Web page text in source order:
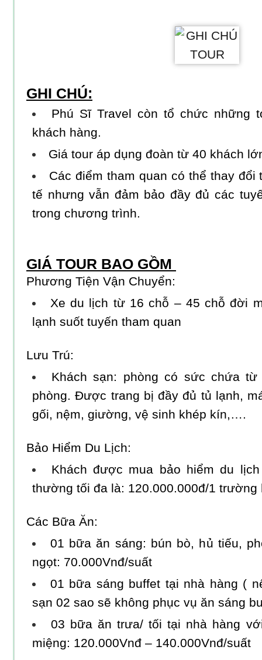
GHI CHÚ:
Phú Sĩ Travel còn tổ chức những
khách hàng.
Giá tour áp dụng đoàn từ 40 khách
Các điểm tham quan có thể thay
tế nhưng vẫn đảm bảo đầy đủ các
trong chương trình.
GIÁ TOUR BAO GỒM
Phương Tiện Vận Chuyển:
Xe du lịch từ 16 chỗ – 45 chỗ đời
lạnh suốt tuyến tham quan
Lưu Trú:
Khách sạn: phòng có sức chứa
phòng. Được trang bị đầy đủ tủ lạnh,
gối, nệm, giường, vệ sinh khép kín,….
Bảo Hiểm Du Lịch:
Khách được mua bảo hiểm du
thường tối đa là: 120.000.000đ/1 trường
Các Bữa Ăn:
01 bữa ăn sáng: bún bò, hủ tiếu,
ngọt: 70.000Vnđ/suất
01 bữa sáng buffet tại nhà hàng (
sạn 02 sao sẽ không phục vụ ăn sáng
03 bữa ăn trưa/ tối tại nhà hàng
miệng: 120.000Vnđ – 140.000Vnđ/suất